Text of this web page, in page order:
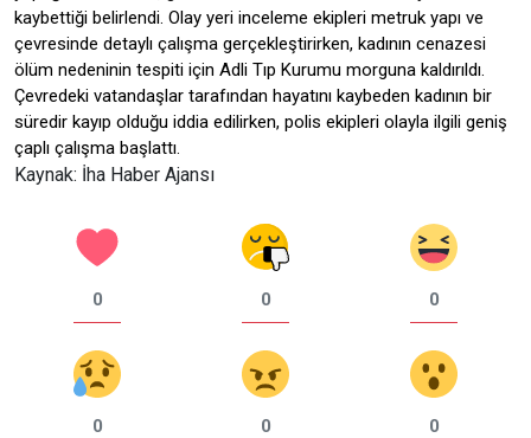
kaybettiği belirlendi. Olay yeri inceleme ekipleri metruk yapı ve
çevresinde detaylı çalışma gerçekleştirirken, kadının cenazesi
ölüm nedeninin tespiti için Adli Tıp Kurumu morguna kaldırıldı.
Çevredeki vatandaşlar tarafından hayatını kaybeden kadının bir
süredir kayıp olduğu iddia edilirken, polis ekipleri olayla ilgili geniş
çaplı çalışma başlattı.
Kaynak: İha Haber Ajansı
0 0 0
0 0 0